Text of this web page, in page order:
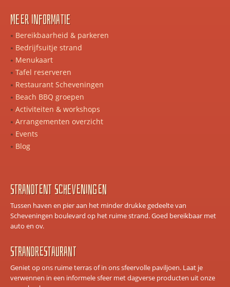
Strandtent scheveningen
Tussen haven en pier aan het minder drukke gedeelte van
Scheveningen boulevard op het ruime strand. Goed bereikbaar met
auto en ov.
Strandrestaurant
Geniet op ons ruime terras of in ons sfeervolle paviljoen. Laat je
verwennen in een informele sfeer met dagverse producten uit onze
Meer informatie
Bereikbaarheid & parkeren
Bedrijfsuitje strand
Menukaart
Tafel reserveren
Restaurant Scheveningen
Beach BBQ groepen
Activiteiten & workshops
Arrangementen overzicht
Events
Blog